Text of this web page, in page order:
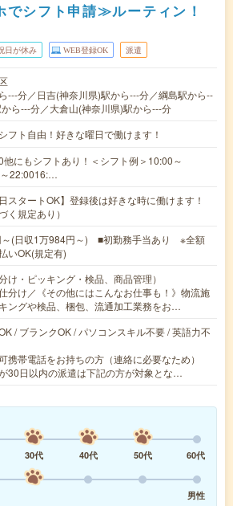
シフト申請≫ルーティン！
日が休み WEB登録OK 派遣
---分／日吉(神奈川県)駅から---分／綱島駅から--
ら---分／大倉山(神奈川県)駅から---分
フト自由！好きな曜日で働けます！
にもシフトあり！＜シフト例＞10:00～
22:0016:…
スタートOK】登録後は好きな時に働けます！
く規定あり）
～(日収1万984円～) ■初勤務手当あり ※全額
いOK(規定有)
け・ピッキング・検品、商品管理）
分け／《その他にはこんなお仕事も！》物流施
ングや検品、梱包、流通加工業務をお…
/ ブランクOK / パソコンスキル不要 / 英語力不
携帯電話をお持ちの方（連絡に必要なため）
が30日以内の派遣は下記の方が対象とな…
30代 40代 50代
60代
男性